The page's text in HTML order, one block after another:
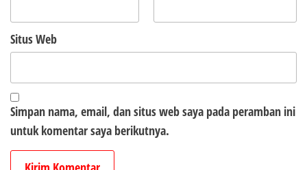
Situs Web
Simpan nama, email, dan situs web saya pada peramban ini
untuk komentar saya berikutnya.